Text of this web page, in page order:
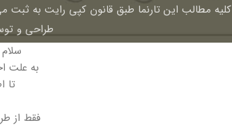
کلیه مطالب این تارنما طبق قانون کپی رایت به ثبت
طراحی و
به علت
تا
فقط از